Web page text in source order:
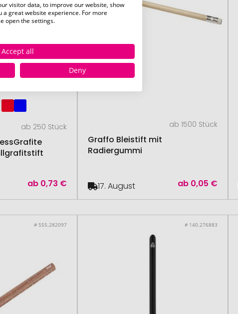
ab 250 Stück
ab 0,73 €
ab 1500 Stück
Graffo Bleistift mit
Radiergummi
ab 0,05 €
17. August
# 555.282097 # 140.276883
visitor data, to improve our website, show
great website experience. For more
open the settings.
Accept all
Deny